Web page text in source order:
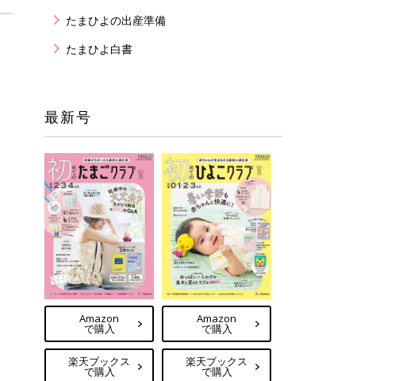
たまひよの出産準備
たまひよ白書
最新号
Amazon
で購入
楽天ブックス
で購入
Amazon
で購入
楽天ブックス
で購入